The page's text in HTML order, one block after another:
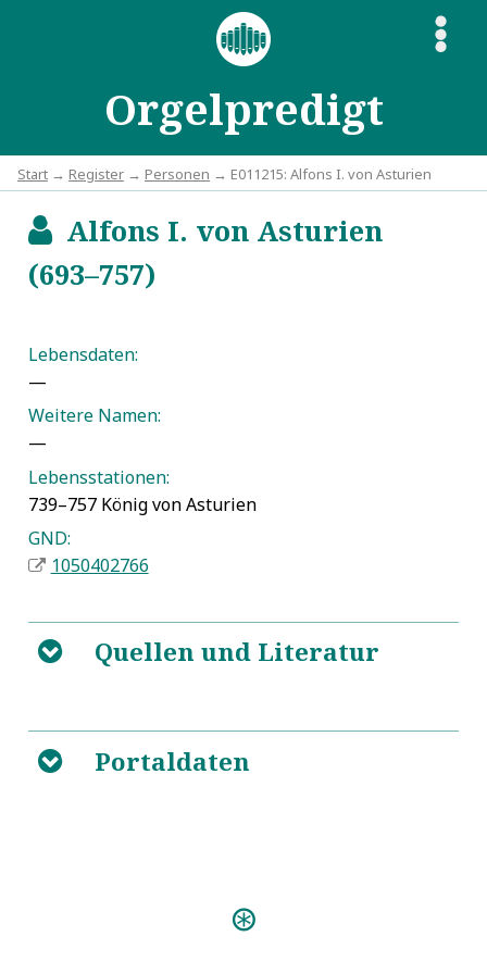
Orgelpredigt
S
Start → Register → Personen → E011215: Alfons I. von Asturien
bAlfons I. von Asturien
(693–757)
Lebensdaten:
—
Weitere Namen:
—
Lebensstationen:
739–757 König von Asturien
GND:
1050402766
B Quellen und Literatur
https://de.wikipedia.org/wiki/Alfons_I._(Asturien)
B Portaldaten
Die andere Predigt (Coburg